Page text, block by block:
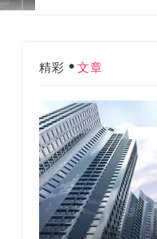
精彩 文章